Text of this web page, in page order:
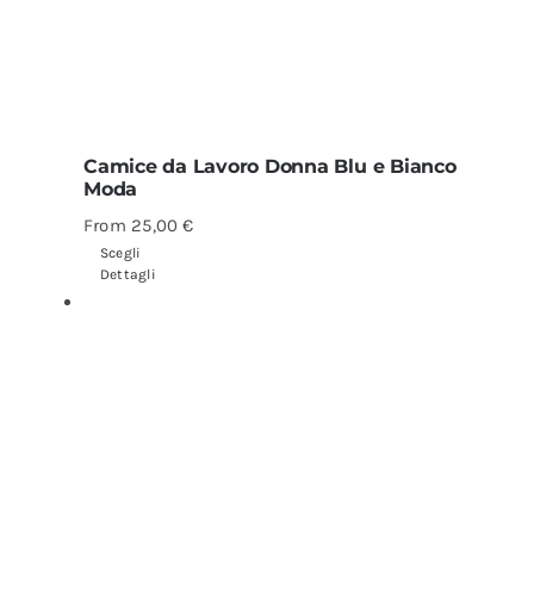
Camice da Lavoro Donna Blu e Bianco
Moda
From 25,00€
Scegli
Dettagli